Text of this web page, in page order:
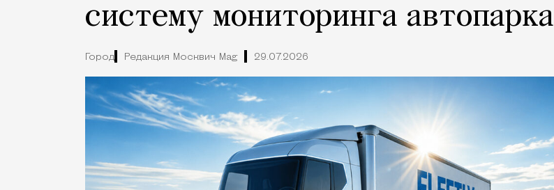
систему мониторинга автопарка
Город Редакция Москвич Mag 29.07.2026